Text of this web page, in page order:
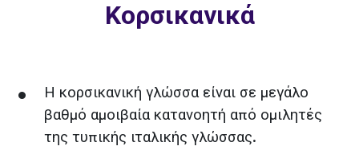
Κορσικανικά
Η κορσικανική γλώσσα είναι σε μεγάλο
βαθμό αμοιβαία κατανοητή από ομιλητές
της τυπικής ιταλικής γλώσσας.